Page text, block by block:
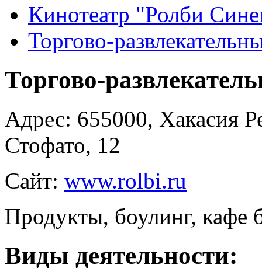
Кинотеатр "Ролби
Торгово-
Торгово-
Адрес: 655000, Хакасия
Стофато, 12
Сайт: www.rolbi.ru
Продукты, боулинг, кафе
Виды деятельности: